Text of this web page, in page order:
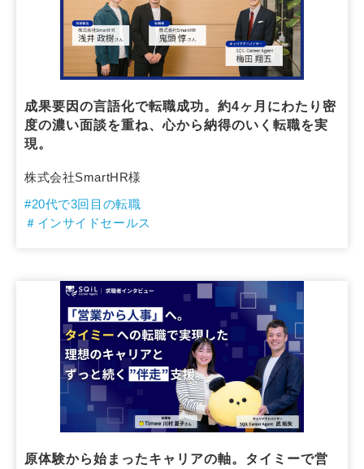
成果要因の言語化で転職成功。約4ヶ月にわたり密
度の濃い面談を重ね、心から納得のいく転職を実
現。
株式会社SmartHR様
#20代で3回目の転職
＃インサイドセールス
原体験から始まったキャリアの軸。タイミーで営